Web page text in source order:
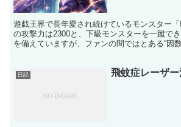
遊戯王界で長年愛され続けているモンスター
の攻撃力は2300と、下級モンスターを一蹴で
を備えていますが、ファンの間ではとある“因
日記 飛蚊症レーザ